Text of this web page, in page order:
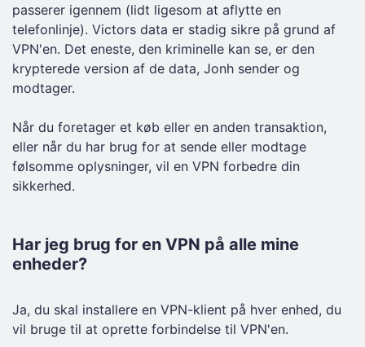
passerer igennem (lidt ligesom at aflytte en
telefonlinje). Victors data er stadig sikre på grund af
VPN'en. Det eneste, den kriminelle kan se, er den
krypterede version af de data, Jonh sender og
modtager.
Når du foretager et køb eller en anden transaktion,
eller når du har brug for at sende eller modtage
følsomme oplysninger, vil en VPN forbedre din
sikkerhed.
Har jeg brug for en VPN på alle mine
enheder?
Ja, du skal installere en VPN-klient på hver enhed, du
vil bruge til at oprette forbindelse til VPN'en.